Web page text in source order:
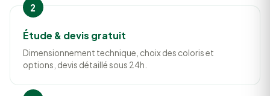
Étude & devis gratuit
Dimensionnement technique, choix des coloris et
options, devis détaillé sous 24h.